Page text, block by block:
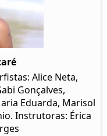
Alice Neta,
Gonçalves,
Eduarda, Marisol
Instrutoras: Érica